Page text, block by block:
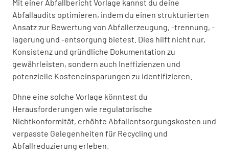
Mit einer Abfallbericht Vorlage kannst du deine
Abfallaudits optimieren, indem du einen strukturierten
Ansatz zur Bewertung von Abfallerzeugung, -trennung, -
lagerung und -entsorgung bietest. Dies hilft nicht nur,
Konsistenz und gründliche Dokumentation zu
gewährleisten, sondern auch Ineffizienzen und
potenzielle Kosteneinsparungen zu identifizieren.
Ohne eine solche Vorlage könntest du
Herausforderungen wie regulatorische
Nichtkonformität, erhöhte Abfallentsorgungskosten und
verpasste Gelegenheiten für Recycling und
Abfallreduzierung erleben.